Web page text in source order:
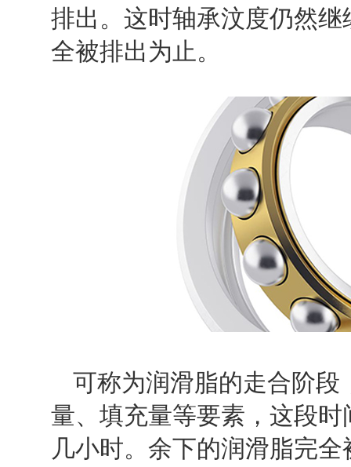
排出。这时轴承汶度仍然
全被排出为止。
可称为润滑脂的走合阶段
量、填充量等要素，这段
几小时。余下的润滑脂完